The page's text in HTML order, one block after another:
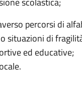
percorsi di
situazioni di
ed educative;